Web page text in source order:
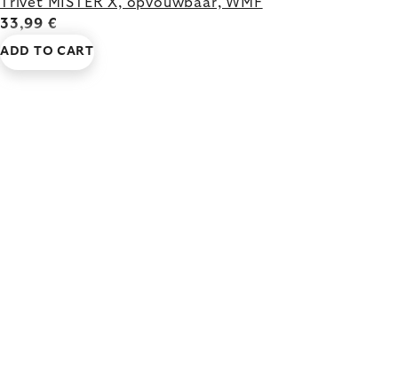
33,99 €
ADD TO CART